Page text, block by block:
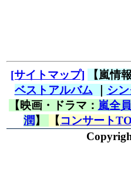
[サイトマップ] 【嵐情
ベストアルバム｜ シ
【映画・ドラマ： 嵐全員
潤 】 【コンサート